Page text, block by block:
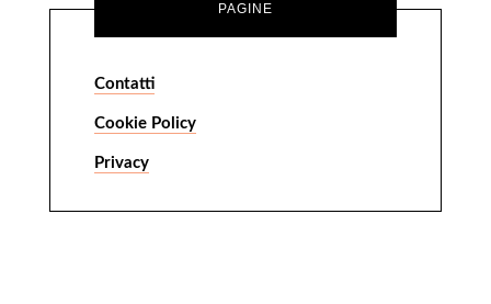
PAGINE
Contatti
Cookie Policy
Privacy